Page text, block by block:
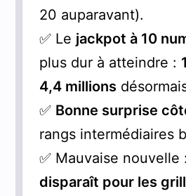
20 auparavant).
✅ Le jackpot à 10
plus dur à atteindre :
4,4 millions
✅ Bonne surprise
rangs intermédiaires
✅ Mauvaise nouvelle
disparaît pour les